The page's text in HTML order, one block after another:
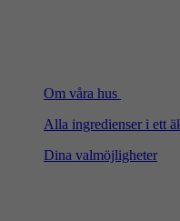
Om våra hus
Alla ingredienser i ett
Dina valmöjligheter